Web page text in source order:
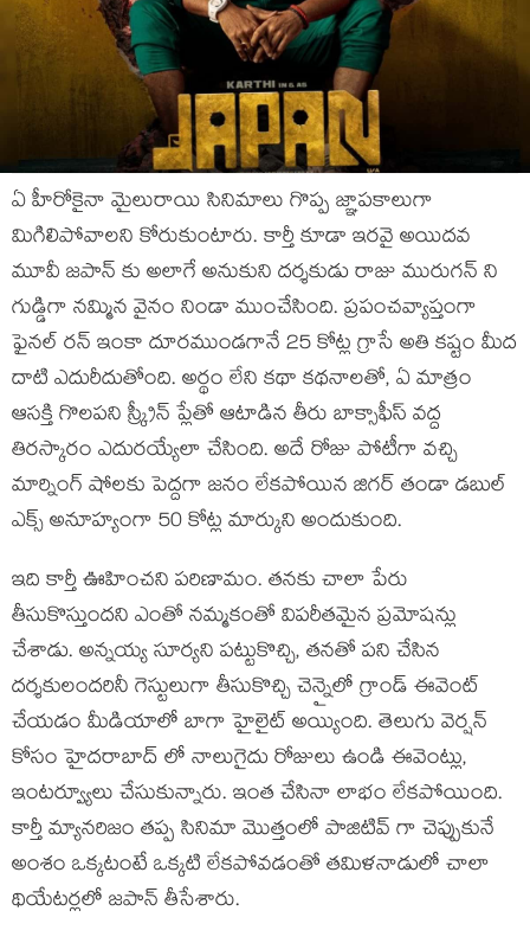
ఏ హీరోకైనా మైలురాయి సినిమాలు గొప్ప జ్ఞాపకాలుగా
మిగిలిపోవాలని కోరుకుంటారు. కార్తీ కూడా ఇరవై అయిదవ
మూవీ జపాన్ కు అలాగే అనుకుని దర్శకుడు రాజు మురుగన్ ని
గుడ్డిగా నమ్మిన వైనం నిండా ముంచేసింది. ప్రపంచవ్యాప్తంగా
ఫైనల్ రన్ ఇంకా దూరముండగానే 25 కోట్ల గ్రాసే అతి కష్టం మీద
దాటి ఎదురీదుతోంది. అర్థం లేని కథా కథనాలతో, ఏ మాత్రం
ఆసక్తి గొలపని స్క్రీన్ ప్లేతో ఆటాడిన తీరు బాక్సాఫీస్ వద్ద
తిరస్కారం ఎదురయ్యేలా చేసింది. అదే రోజు పోటీగా వచ్చి
మార్నింగ్ షోలకు పెద్దగా జనం లేకపోయిన జిగర్ తండా డబుల్
ఎక్స్ అనూహ్యంగా 50 కోట్ల మార్కుని అందుకుంది.
ఇది కార్తీ ఊహించని పరిణామం. తనకు చాలా పేరు
తీసుకొస్తుందని ఎంతో నమ్మకంతో విపరీతమైన ప్రమోషన్లు
చేశాడు. అన్నయ్య సూర్యని పట్టుకొచ్చి, తనతో పని చేసిన
దర్శకులందరినీ గెస్టులుగా తీసుకొచ్చి చెన్నైలో గ్రాండ్ ఈవెంట్
చేయడం మీడియాలో బాగా హైలైట్ అయ్యింది. తెలుగు వెర్షన్
కోసం హైదరాబాద్ లో నాలుగైదు రోజులు ఉండి ఈవెంట్లు,
ఇంటర్వ్యూలు చేసుకున్నారు. ఇంత చేసినా లాభం లేకపోయింది.
కార్తీ మ్యానరిజం తప్ప సినిమా మొత్తంలో పాజిటివ్ గా చెప్పుకునే
అంశం ఒక్కటంటే ఒక్కటి లేకపోవడంతో తమిళనాడులో చాలా
థియేటర్లలో జపాన్ తీసేశారు.